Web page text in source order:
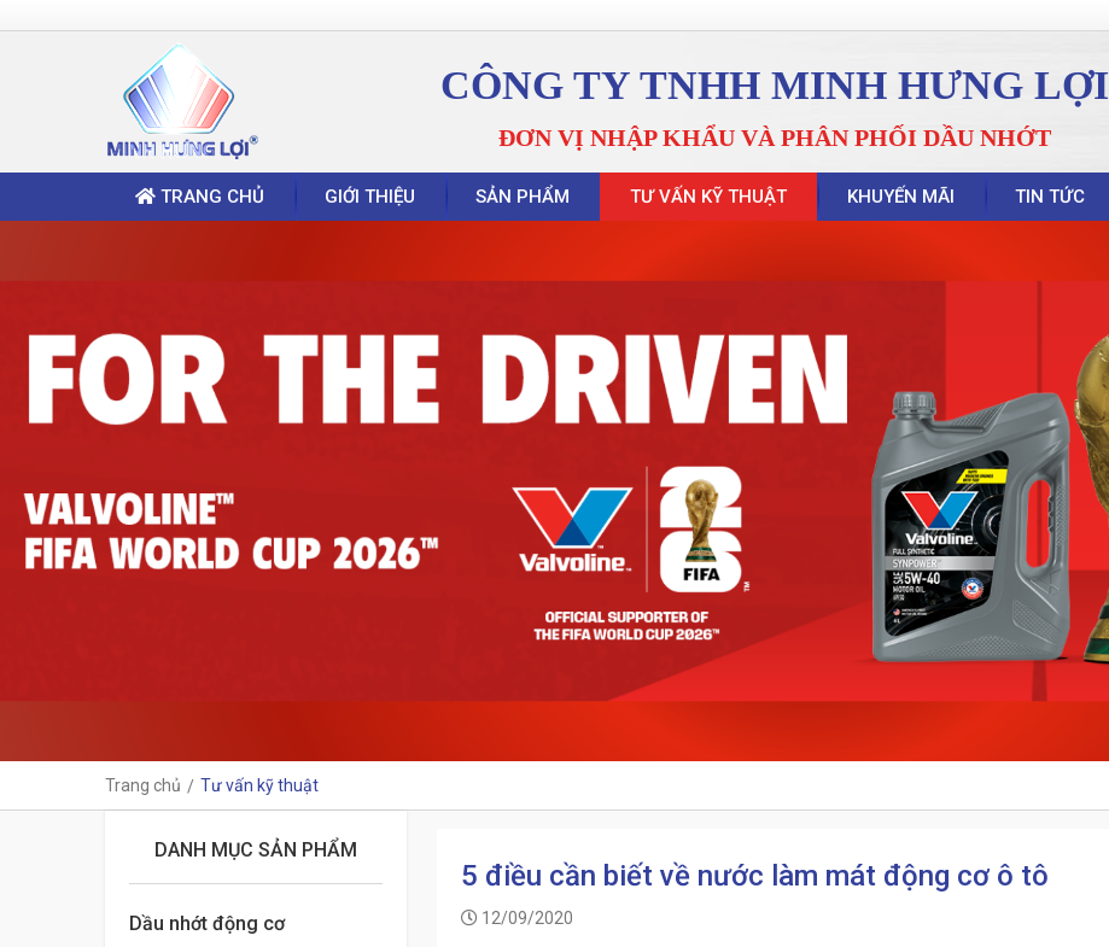
CÔNG TY TNHH MINH HƯNG LỢI
ĐƠN VỊ NHẬP KHẨU VÀ PHÂN PHỐI DẦU NHỚT
TRANG CHỦ GIỚI THIỆU SẢN PHẨM TƯ VẤN KỸ THUẬT KHUYẾN MÃI TIN TỨC
Trang chủ Tư vấn kỹ thuật
5 điều cần biết về nước làm mát động cơ ô tô
12/09/2020
DANH MỤC SẢN PHẨM
Dầu nhớt động cơ